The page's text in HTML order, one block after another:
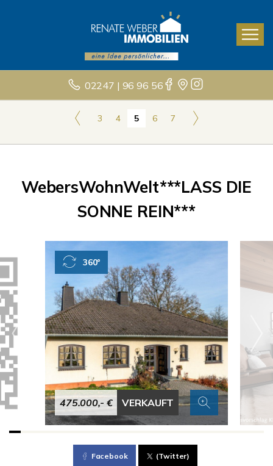
02247 | 96 96 56
3 4 5 6 7
WebersWohnWelt***LASS DIE
SONNE REIN***
475.000,- € VERKAUFT
360°
Facebook (Twitter)